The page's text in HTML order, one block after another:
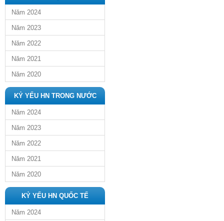
Năm 2024
Năm 2023
Năm 2022
Năm 2021
Năm 2020
KỶ YẾU HN TRONG NƯỚC
Năm 2024
Năm 2023
Năm 2022
Năm 2021
Năm 2020
KỶ YẾU HN QUỐC TẾ
Năm 2024